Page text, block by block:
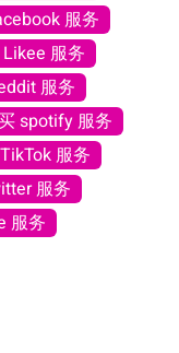
服务
服务
服务
spotify 服务
服务
服务
服务